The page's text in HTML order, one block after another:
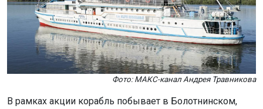
Фото: МАКС-канал Андрея Травникова
В рамках акции корабль побывает в Болотнинском,